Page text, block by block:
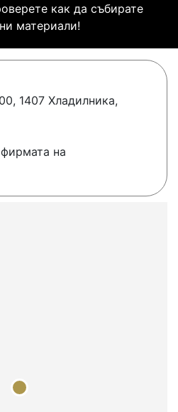
как да събирате
материали!
1407 Хладилника,
на